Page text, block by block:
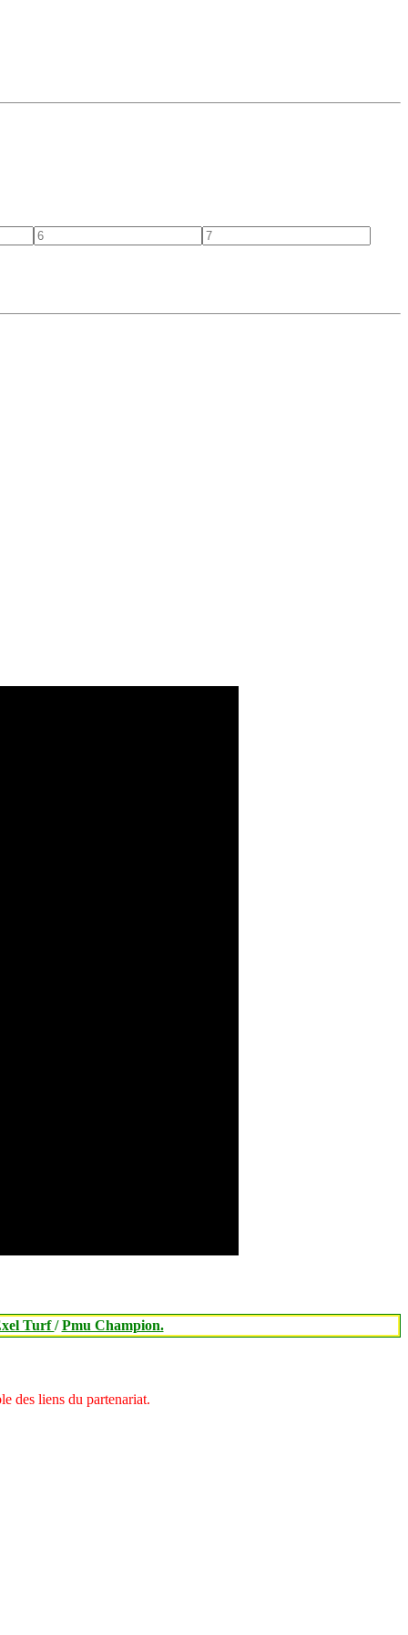
Turf/Pmu Champion.
des liens du partenariat.